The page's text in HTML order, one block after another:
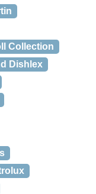
Collection
Dishlex